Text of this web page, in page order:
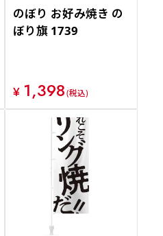
のぼり お好み焼き の
ぼり旗 1739
¥ 1,398(税込)